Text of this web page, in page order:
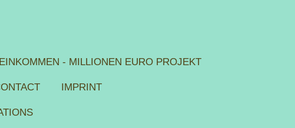
- MILLIONEN EURO PROJEKT
IMPRINT